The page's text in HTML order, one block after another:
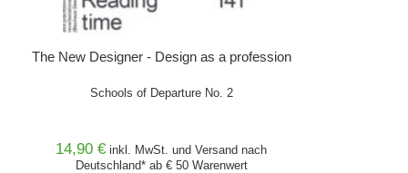
The New Designer - Design as a profession
Schools of Departure No. 2
14,90 € inkl. MwSt. undVersand nach
Deutschland* ab € 50 Warenwert